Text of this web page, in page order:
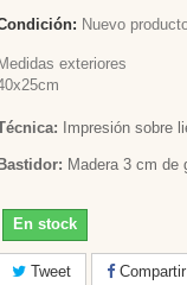
Nuevo
exteriores
Impresión sobre
Madera 3 cm de
En stock
Tweet Compartir